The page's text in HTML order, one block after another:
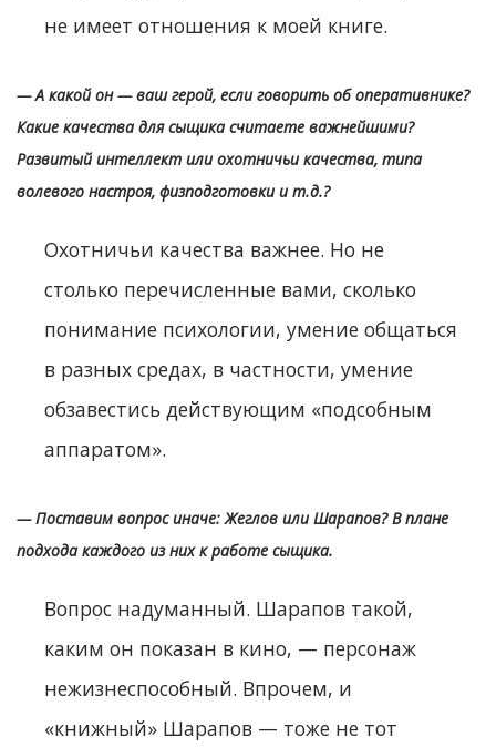
не имеет отношения к моей книге.
— А какой он — ваш герой, если говорить об оперативнике?
Какие качества для сыщика считаете важнейшими?
Развитый интеллект или охотничьи качества, типа
волевого настроя, физподготовки и т.д.?
Охотничьи качества важнее. Но не
столько перечисленные вами, сколько
понимание психологии, умение общаться
в разных средах, в частности, умение
обзавестись действующим «подсобным
аппаратом».
— Поставим вопрос иначе: Жеглов или Шарапов? В плане
подхода каждого из них к работе сыщика.
Вопрос надуманный. Шарапов такой,
каким он показан в кино, — персонаж
нежизнеспособный. Впрочем, и
«книжный» Шарапов — тоже не тот